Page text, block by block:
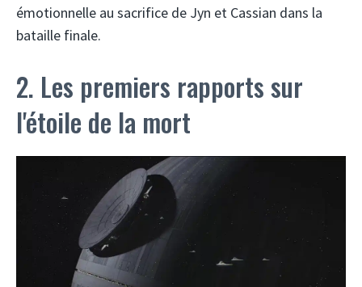
émotionnelle au sacrifice de Jyn et Cassian dans la
bataille finale.
2. Les premiers rapports sur
l'étoile de la mort